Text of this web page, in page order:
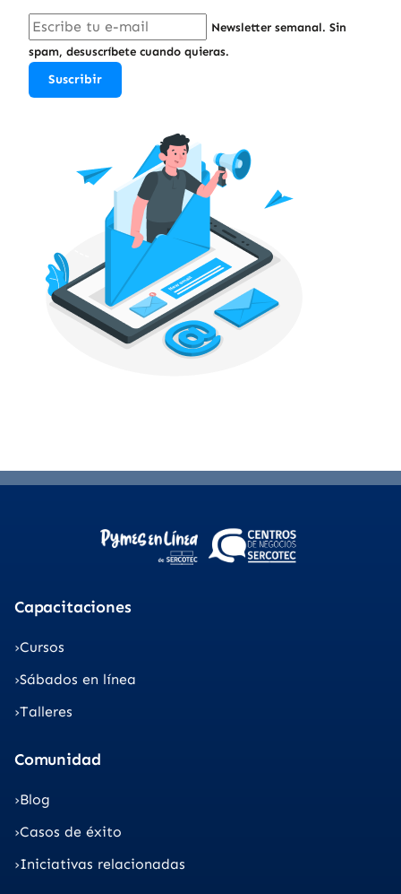
Newsletter semanal. Sin
spam, desuscríbete cuando quieras.
Suscribir
Capacitaciones
Cursos
Sábados en línea
Talleres
Comunidad
Blog
Casos de éxito
Iniciativas relacionadas